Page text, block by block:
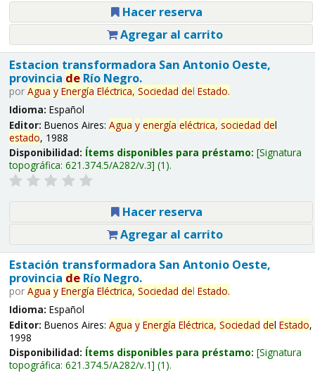
Hacer reserva
Agregar al carrito
Estacion transformadora San Antonio Oeste,
provincia deRío Negro.
por Agua y Energía Eléctrica, Sociedad del Estado.
Idioma: Español
Editor: Buenos Aires: Agua y energía eléctrica, sociedad del
estado, 1988
Disponibilidad: Ítems disponibles para préstamo: Signatura
topográfica: 621.374.5/A282/v.3 (1).
Hacer reserva
Agregar al carrito
Estación transformadora San Antonio Oeste,
provincia deRío Negro.
por Agua y Energía Eléctrica, Sociedad del Estado.
Idioma: Español
Editor: Buenos Aires: Agua y Energía Eléctrica, Sociedad del Estado,
1998
Disponibilidad: Ítems disponibles para préstamo: Signatura
topográfica: 621.374.5/A282/v.1 (1).